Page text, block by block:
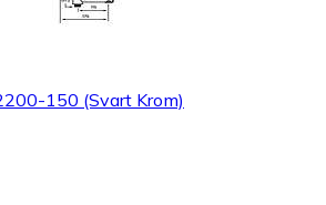
150 (Svart Krom)